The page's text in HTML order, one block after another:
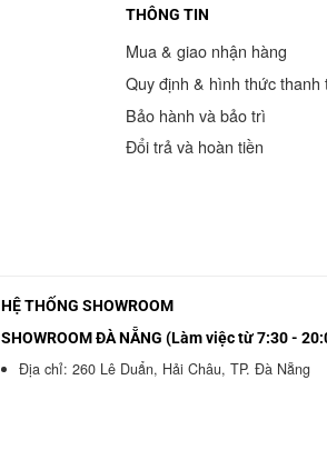
THÔNG TIN
Mua & giao nhận hàng
Quy định & hình thức thanh
Bảo hành và bảo trì
Đổi trả và hoàn tiền
HỆ THỐNG SHOWROOM
SHOWROOM ĐÀ NẴNG (Làm việc từ 7:30 -
Địa chỉ: 260 Lê Duẩn, Hải Châu, TP. Đà Nẵng